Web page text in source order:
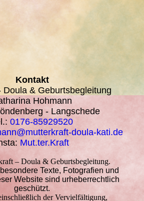
Kontakt
Doula & Geburtsbegleitung
Hohmann
- Langschede
0176-85929520
doula-kati.de
Mut.ter.Kraft
– Doula & Geburtsbegleitung.
Texte, Fotografien und
Website sind urheberrechtlich
geschützt.
der Vervielfältigung,